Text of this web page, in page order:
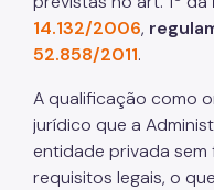
14.132/2006,
52.858/2011.
A qualificação como
jurídico que a
entidade privada
requisitos legais, o